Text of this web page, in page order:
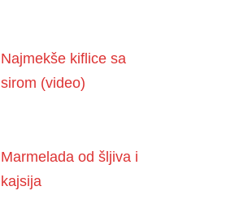
Najmekše kiflice sa
sirom (video)
Marmelada od šljiva i
kajsija